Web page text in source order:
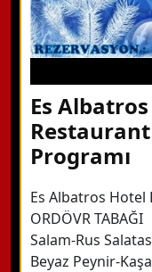
Es
Restaurant
Programı
Es Albatros Hotel
ORDÖVR TABAĞI
Salam-Rus
Beyaz Peynir-